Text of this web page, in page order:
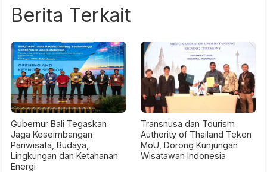
Berita Terkait
Gubernur Bali Tegaskan
Jaga Keseimbangan
Pariwisata, Budaya,
Lingkungan dan Ketahanan
Energi
Transnusa dan Tourism
Authority of Thailand Teken
MoU, Dorong Kunjungan
Wisatawan Indonesia